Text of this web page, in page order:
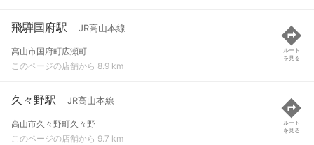
飛騨国府駅 JR高山本線
高山市国府町広瀬町
このページの店舗から 8.9 km
ルート
を見る
久々野駅 JR高山本線
高山市久々野町久々野
このページの店舗から 9.7 km
ルート
を見る